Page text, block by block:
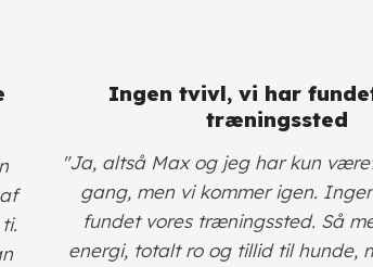
Ingen tvivl, vi har
træningssted
"Ja, altså Max og jeg har kun
gang, men vi kommer igen.
fundet vores træningssted. Så
energi, totalt ro og tillid til hunde,